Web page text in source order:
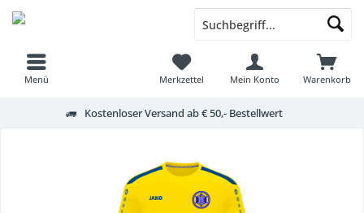
Menü Warenkorb
Merkzettel Mein Konto
Kostenloser Versand ab € 50,- Bestellwert